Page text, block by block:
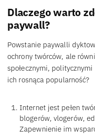
Dlaczego warto
paywall?
Powstanie paywalli
ochrony twórców, ale
społecznymi,
ich rosnąca popularność?
Internet jest pełen
blogerów, vlogerów,
Zapewnienie im